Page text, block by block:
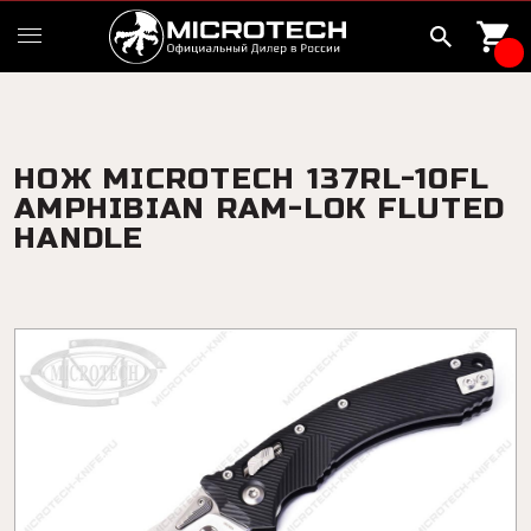
НОЖ MICROTECH 137RL-10FL
AMPHIBIAN RAM-LOK FLUTED
HANDLE